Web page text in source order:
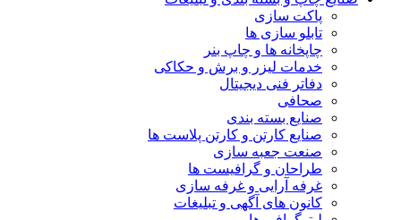
پاکت سازی
تابلو سازی ها
چاپخانه ها و چاپ بنر
خدمات لیزر و برش و حکاکی
دفاتر فنی دیجیتال
صحافی
صنایع بسته بندی
صنایع کارتن و کارتن پلاست ها
صنعت جعبه سازی
طراحان و گرافیست ها
غرفه آرایی و غرفه سازی
کانون های آگهی و تبلیغات